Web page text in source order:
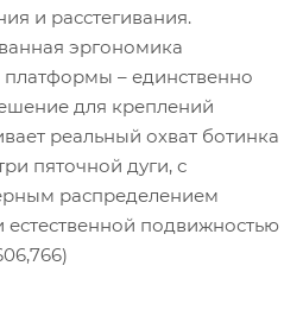
и расстегивания.
эргономика
– единственно
для креплений
реальный охват ботинка
пяточной дуги, с
распределением
естественной подвижностью